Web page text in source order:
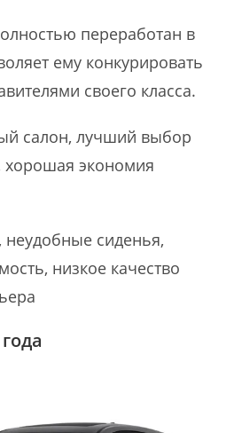
переработан в
ему конкурировать
своего класса.
салон, лучший выбор
хорошая экономия
неудобные сиденья,
низкое качество